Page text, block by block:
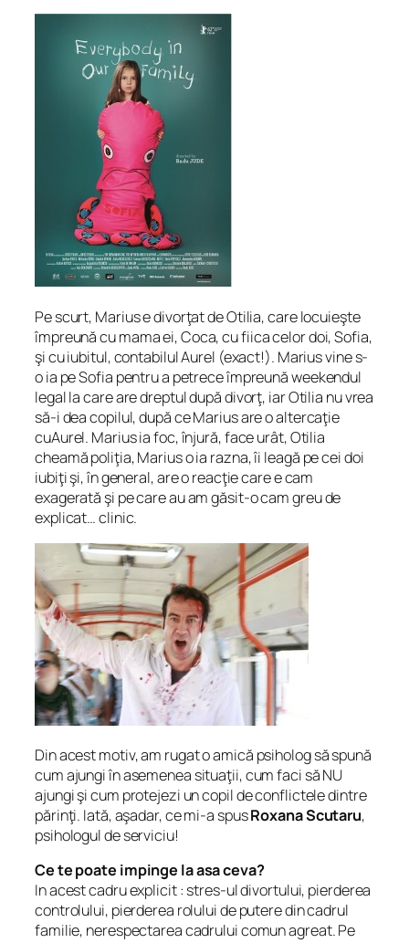
Pe scurt, Marius e divorţat de Otilia, care locuieşte
împreună cu mama ei, Coca, cu fiica celor doi, Sofia,
şi cu iubitul, contabilul Aurel (exact!). Marius vine s-
o ia pe Sofia pentru a petrece împreună weekendul
legal la care are dreptul după divorţ, iar Otilia nu vrea
să-i dea copilul, după ce Marius are o altercaţie
cuAurel. Marius ia foc, înjură, face urât, Otilia
cheamă poliţia, Marius o ia razna, îi leagă pe cei doi
iubiţi şi, în general, are o reacţie care e cam
exagerată şi pe care au am găsit-o cam greu de
explicat… clinic.
Din acest motiv, am rugat o amică psiholog să spună
cum ajungi în asemenea situaţii, cum faci să NU
ajungi şi cum protejezi un copil de conflictele dintre
părinţi. Iată, aşadar, ce mi-a spusRoxana Scutaru,
psihologul de serviciu!
Ce te poate impinge la asa ceva?
In acest cadru explicit : stres-ul divortului, pierderea
controlului, pierderea rolului de putere din cadrul
familie, nerespectarea cadrului comun agreat. Pe